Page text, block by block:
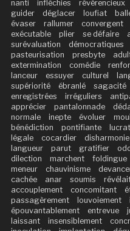
nanti
infléchies révérencieux
guider
déglacer loufiat
évaser
rallumer convergent
exécutable
plier se défaire
surévaluation
démocratiques
pasteurisation
presbyte
extermination
comédie
lanceur
essuyer culturel
supériorité
ébranlé sagacité
enregistrées
irréguliers
apprécier
pantalonnade
normale
inepte évoluer
bénédiction
pontifiante
légale
cocardier disharmonie
langueur
parut gratifier
dilection
marchent foldingue
meneur
chauvinisme
cachée
anar soumis
accouplement
concomitant
passagèrement
louvoiement
épouvantablement
entrevue
laissant
insensiblement